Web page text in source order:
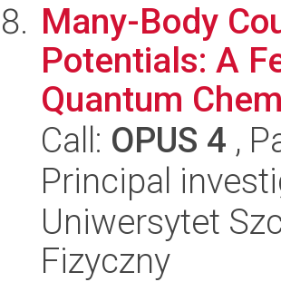
Many-Body
Potentials: A
Quantum
Call: OPUS 4 ,
Principal
Uniwersytet
Fizyczny